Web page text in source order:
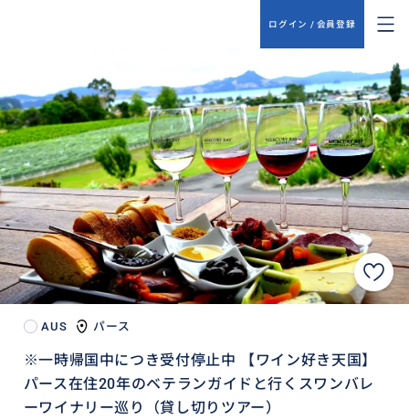
ログイン / 会員登録
AUS パース
※一時帰国中につき受付停止中 【ワイン好き天国】
パース在住20年のベテランガイドと行くスワンバレ
ーワイナリー巡り（貸し切りツアー）